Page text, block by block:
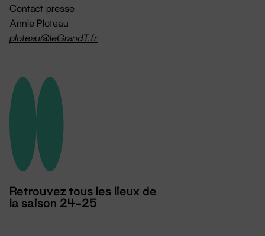
Contact presse
Annie Ploteau
ploteau@leGrandT.fr
Retrouvez tous les lieux de
la saison 24-25